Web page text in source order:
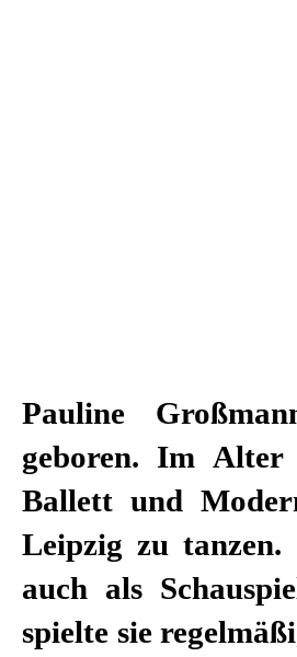
Pauline
geboren. Im
Ballett und
Leipzig zu tanzen.
auch als
spielte sie